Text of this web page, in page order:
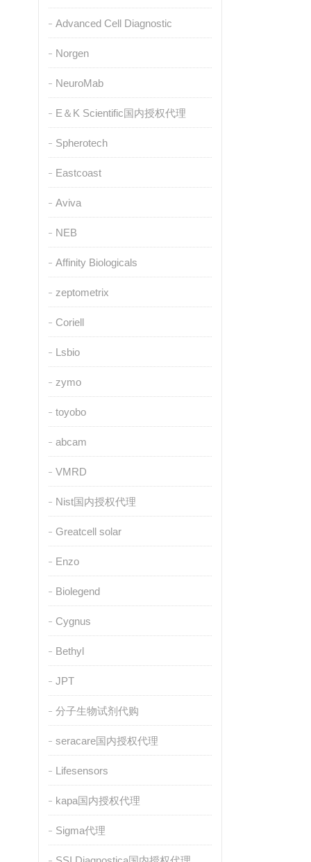
Advanced Cell Diagnostic
Norgen
NeuroMab
E＆K Scientific国内授权代理
Spherotech
Eastcoast
Aviva
NEB
Affinity Biologicals
zeptometrix
Coriell
Lsbio
zymo
toyobo
abcam
VMRD
Nist国内授权代理
Greatcell solar
Enzo
Biolegend
Cygnus
Bethyl
JPT
分子生物试剂代购
seracare国内授权代理
Lifesensors
kapa国内授权代理
Sigma代理